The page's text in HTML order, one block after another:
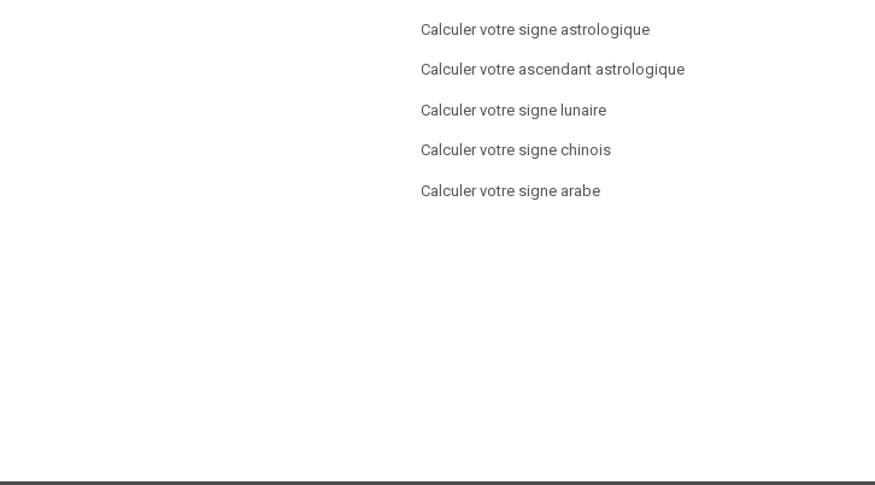
Calculer votre signe astrologique
Calculer votre ascendant astrologique
Calculer votre signe lunaire
Calculer votre signe chinois
Calculer votre signe arabe